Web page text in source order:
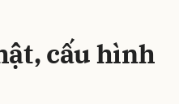
cấu hình